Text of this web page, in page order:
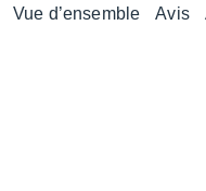
Vue d’ensemble Avis